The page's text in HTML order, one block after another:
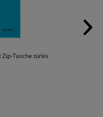
Zip-Tasche türkis